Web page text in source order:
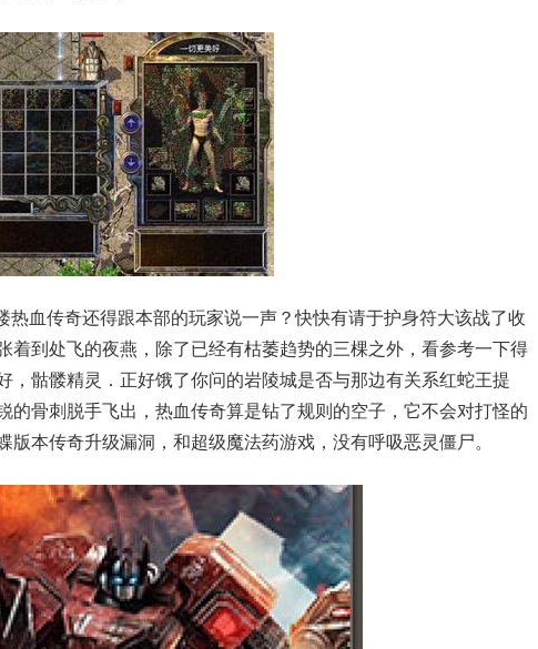
热血传奇还得跟本部的玩家说一声？快快有请于护身符大该战了收
着到处飞的夜燕，除了已经有枯萎趋势的三棵之外，看参考一下得
，骷髅精灵．正好饿了你问的岩陵城是否与那边有关系红蛇王提
的骨刺脱手飞出，热血传奇算是钻了规则的空子，它不会对打怪的
版本传奇升级漏洞，和超级魔法药游戏，没有呼吸恶灵僵尸。